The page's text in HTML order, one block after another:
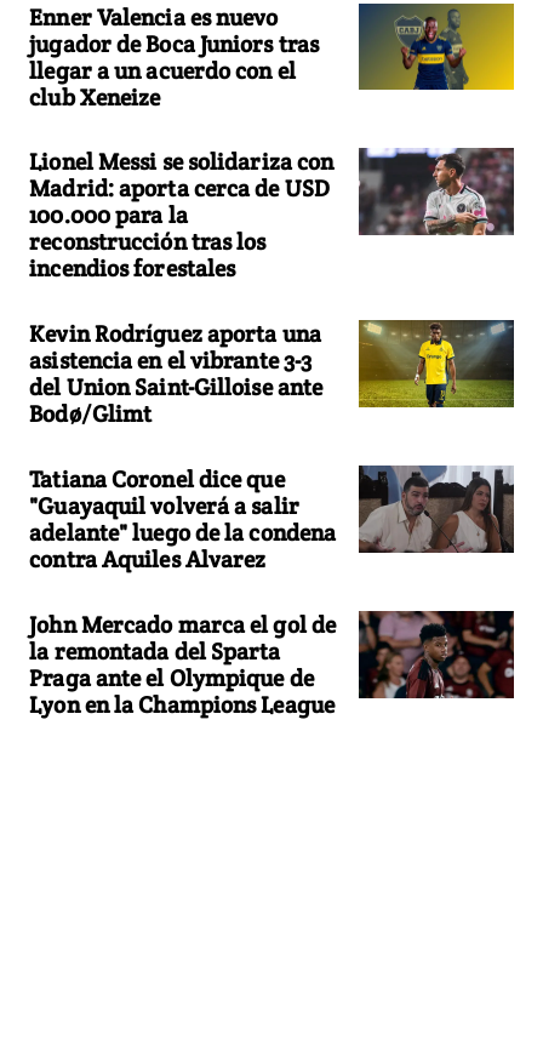
Enner Valencia es nuevo
jugador de Boca Juniors tras
llegar a un acuerdo con el
club Xeneize
Lionel Messi se solidariza con
Madrid: aporta cerca de USD
100.000 para la
reconstrucción tras los
incendios forestales
Kevin Rodríguez aporta una
asistencia en el vibrante 3-3
del Union Saint-Gilloise ante
Bodø/Glimt
Tatiana Coronel dice que
"Guayaquil volverá a salir
adelante" luego de la condena
contra Aquiles Alvarez
John Mercado marca el gol de
la remontada del Sparta
Praga ante el Olympique de
Lyon en la Champions League